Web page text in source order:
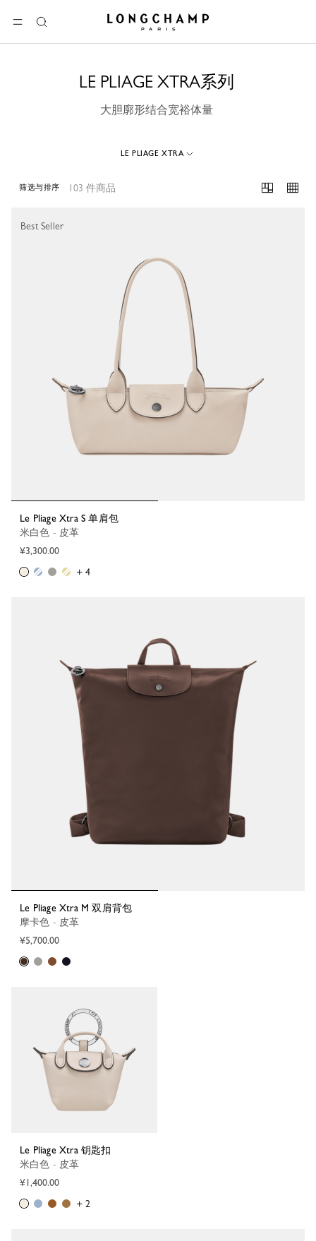
选单
搜
索
Longchamp - 主页
LE PLIAGE XTRA系列
大胆廓形结合宽裕体量
LE PLIAGE XTRA
103 件商品
筛选与排序
Le Pliage Xtra S 单肩包
米白色 - 皮革
¥3,300.00
+ 4
Best Seller
Le Pliage Xtra M 双肩背包
摩卡色 - 皮革
¥5,700.00
Le Pliage Xtra 钥匙扣
米白色 - 皮革
¥1,400.00
+ 2